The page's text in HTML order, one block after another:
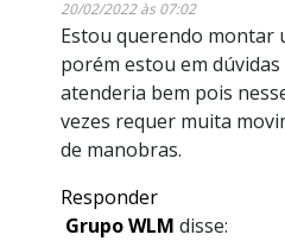
20/02/2022 às 07:02
Estou querendo montar
porém estou em
atenderia bem pois
vezes requer muita
de manobras.
Responder
Grupo WLM disse: